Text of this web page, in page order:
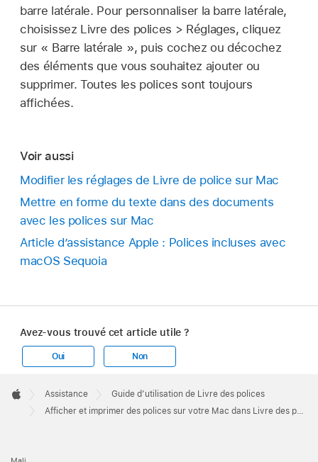
barre latérale. Pour personnaliser la barre latérale,
choisissez Livre des polices > Réglages, cliquez
sur « Barre latérale », puis cochez ou décochez
des éléments que vous souhaitez ajouter ou
supprimer. Toutes les polices sont toujours
affichées.
Voir aussi
Modifier les réglages de Livre de police sur Mac
Mettre en forme du texte dans des documents
avec les polices sur Mac
Article d’assistance Apple : Polices incluses avec
macOS Sequoia
Avez-vous trouvé cet article utile ?
Oui Non
Footer

Apple
Assistance
Guide d’utilisation de Livre des polices
Afficher et imprimer des polices sur votre Mac dans Livre des polices